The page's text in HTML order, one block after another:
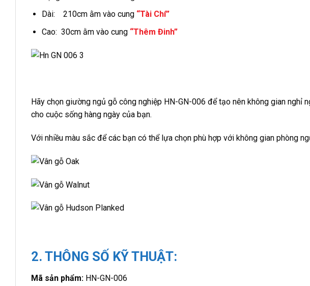
Dài: 210cm ằm vào cung “Tài Chí”
Cao: 30cm ằm vào cung “Thêm Đinh”
Hãy chọn giường ngủ gỗ công nghiệp HN-GN-006 để tạo nên không gian nghỉ
cho cuộc sống hàng ngày của bạn.
Với nhiều màu sắc để các bạn có thể lựa chọn phù hợp với không gian phòng
2. THÔNG SỐ KỸ THUẬT:
Mã sản phẩm: HN-GN-006